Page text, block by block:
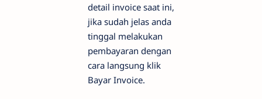
detail invoice saat ini,
jika sudah jelas anda
tinggal melakukan
pembayaran dengan
cara langsung klik
Bayar Invoice.